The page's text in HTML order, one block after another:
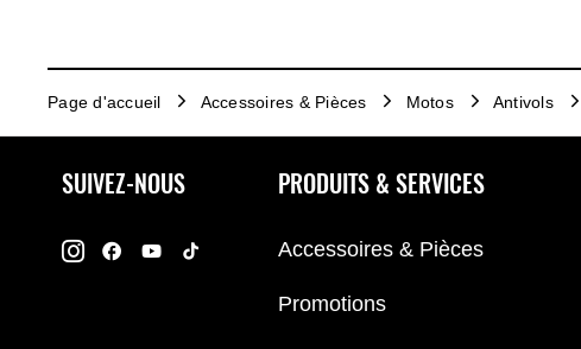
Page d'accueil Accessoires & Pièces Motos Antivols
SUIVEZ-NOUS PRODUITS & SERVICES
Accessoires & Pièces
Promotions